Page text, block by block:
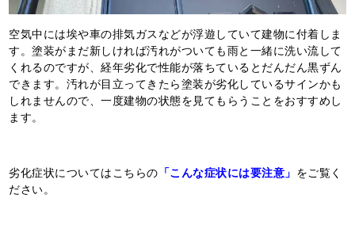
空気中には埃や車の排気ガスなどが浮遊していて建物に付着しま
す。塗装がまだ新しければ汚れがついても雨と一緒に洗い流して
くれるのですが、経年劣化で性能が落ちているとだんだん黒ずん
できます。汚れが目立ってきたら塗装が劣化しているサインかも
しれませんので、一度建物の状態を見てもらうことをおすすめし
ます。
劣化症状についてはこちらの 「こんな症状には要注意」 をご覧く
ださい。